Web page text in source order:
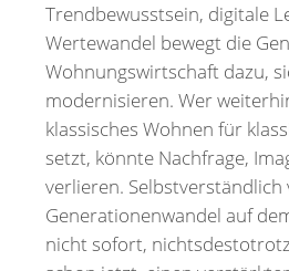
Trendbewusstsein, digitale
Wertewandel bewegt die
Wohnungswirtschaft dazu,
modernisieren. Wer
klassisches Wohnen für
setzt, könnte Nachfrage,
verlieren.
Generationenwandel auf
nicht sofort,